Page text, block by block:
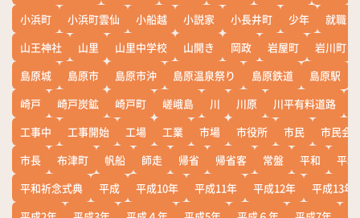
小浜町 小浜町雲仙 小船越 小説家 小長井町 少年
就職
山王神社
山里 山里中学校 山開き 岡政 岩屋町
岩川町
島原城
島原市 島原市沖 島原温泉祭り 島原鉄道 島原駅
崎戸
崎戸炭鉱 崎戸町 嵯峨島 川 川原 川平有料道路
工事中
工事開始 工場 工業 市場 市役所 市民
市民会
市長
布津町 帆船 師走 帰省 帰省客 常盤 平和
平
平和祈念式典
平成 平成10年 平成11年 平成12年
平成13年